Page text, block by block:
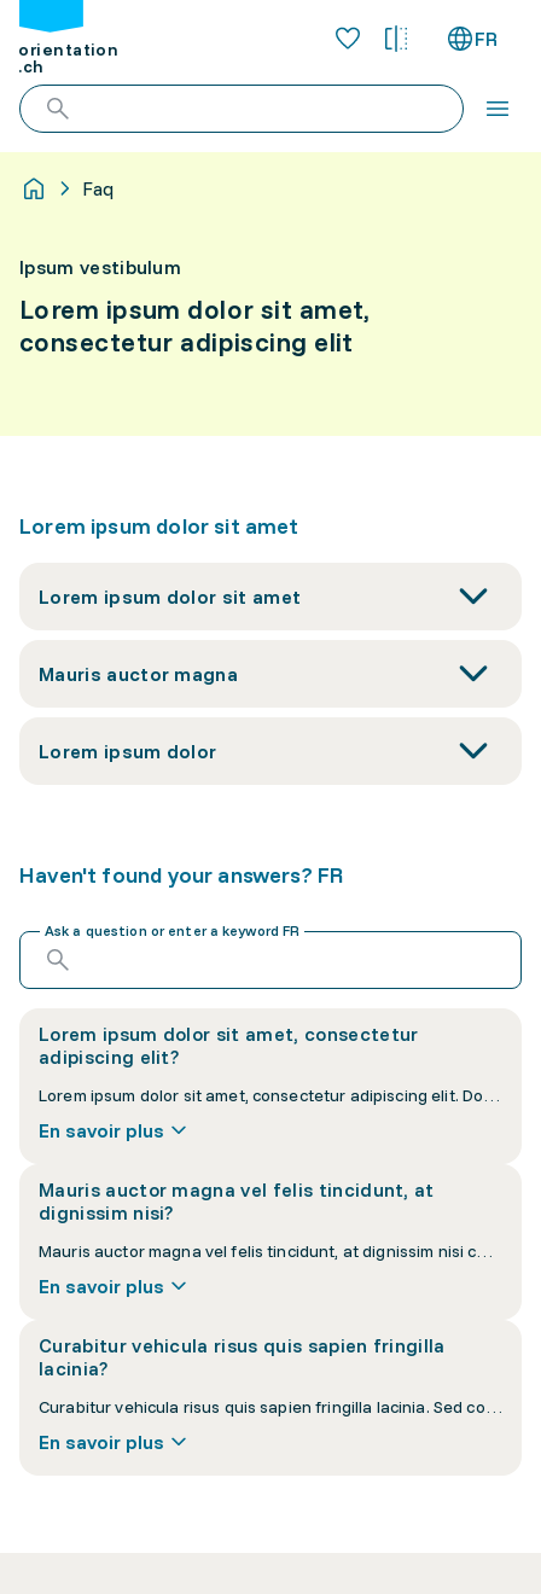
orientation
.ch
FR
Faq
Ipsum vestibulum
Lorem ipsum dolor sit amet,
consectetur adipiscing elit
Lorem ipsum dolor sit amet
Lorem ipsum dolor sit amet
Mauris auctor magna
Lorem ipsum dolor
Haven't found your answers? FR
Ask a question or enter a keyword FR
Lorem ipsum dolor sit amet, consectetur
adipiscing elit?
Lorem ipsum dolor sit amet, consectetur adipiscing elit. Donec interdum nisi at velit vulputate luctus. Vestibulum ante ipsum primis in faucibus orci luctus et ultrices posuere cubilia curae.
En savoir plus
Mauris auctor magna vel felis tincidunt, at
dignissim nisi?
Mauris auctor magna vel felis tincidunt, at dignissim nisi cursus. Pellentesque habitant morbi tristique senectus et netus et malesuada fames ac turpis egestas.
En savoir plus
Curabitur vehicula risus quis sapien fringilla
lacinia?
Curabitur vehicula risus quis sapien fringilla lacinia. Sed consequat eros eu orci convallis, a lacinia sapien pellentesque. Nullam euismod lacus vel purus suscipit.
En savoir plus